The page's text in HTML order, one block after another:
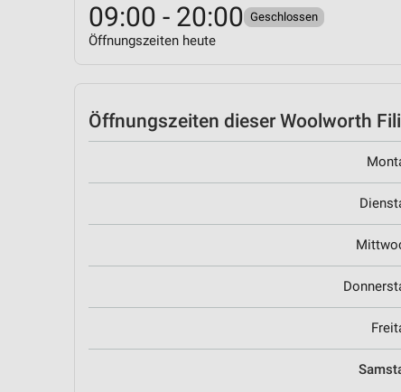
09:00 - 20:00 Geschlossen
Öffnungszeiten heute
Öffnungszeiten dieser Woolworth